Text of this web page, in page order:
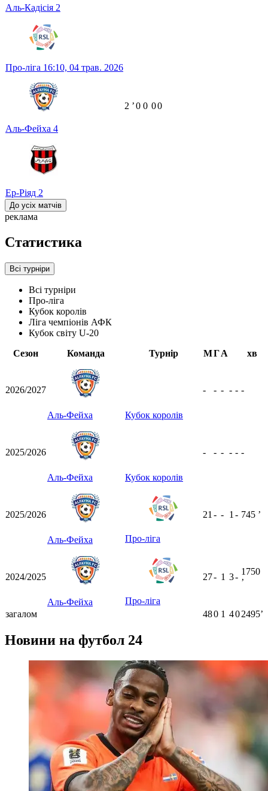
Аль-Кадісія 2
Про-ліга 16:10, 04 трав. 2026
Аль-Фейха 4
Ер-Ріяд 2
2 ʼ0 0 00
До усіх матчів
реклама
Статистика
Всі турніри
Всі турніри
Про-ліга
Кубок королів
Ліга чемпіонів АФК
Кубок світу U-20
Сезон
Команда Турнір МГА хв
2026/2027
Аль-Фейха Кубок королів
- - - - - -
2025/2026
Аль-Фейха Кубок королів
- - - - - -
2025/2026
Аль-Фейха Про-ліга
21 - - 1 - 745 ʼ
2024/2025
Аль-Фейха Про-ліга
27- 1 3-
1750
ʼ
загалом 480 1 402495ʼ
Новини на футбол 24